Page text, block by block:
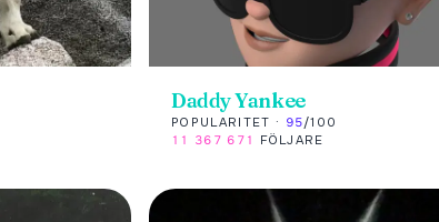
Daddy Yankee
POPULARITET · 95/100
11 367 671
FÖLJARE